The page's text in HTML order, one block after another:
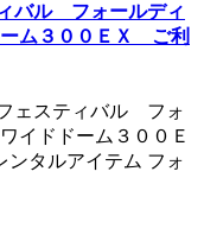
バル フォールディ
ム３００ＥＸ ご利
ェスティバル フォ
イドドーム３００Ｅ
タルアイテム フォ